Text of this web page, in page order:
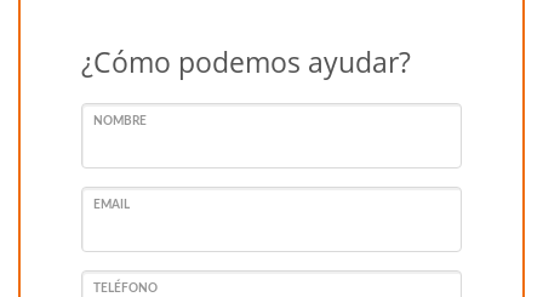
¿Cómo podemos ayudar?
NOMBRE
EMAIL
TELÉFONO